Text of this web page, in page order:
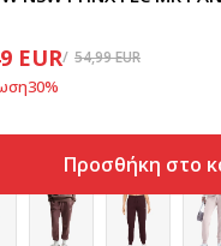
EUR 54,99EUR
30%
Προσθήκη στο